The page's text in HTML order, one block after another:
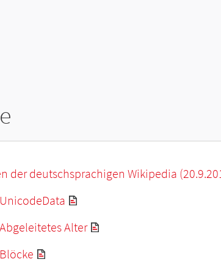
der deutschsprachigen Wikipedia
Alter